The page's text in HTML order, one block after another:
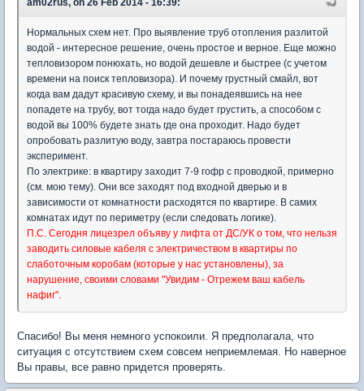
Нормальных схем нет. Про выявление труб отопления разлитой
водой - интересное решение, очень простое и верное. Еще можно
тепловизором понюхать, но водой дешевле и быстрее (с учетом
времени на поиск тепловизора). И почему грустный смайл, вот
когда вам дадут красивую схему, и вы понадеявшись на нее
попадете на трубу, вот тогда надо будет грустить, а способом с
водой вы 100% будете знать где она проходит. Надо будет
опробовать разлитую воду, завтра постараюсь провести
эксперимент.
По электрике: в квартиру заходит 7-9 гофр с проводкой, примерно
(см. мою тему). Они все заходят под входной дверью и в
зависимости от комнатности расходятся по квартире. В самих
комнатах идут по периметру (если следовать логике).
П.С. Сегодня лицезрел объяву у лифта от ДС/УК о том, что нельзя
заводить силовые кабеля с электричеством в квартиры по
слаботочным коробам (которые у нас установлены), за
нарушение, своими словами "Увидим - Отрежем ваш кабель
нафиг".
Спасибо! Вы меня немного успокоили. Я предполагала, что
ситуация с отсутствием схем совсем неприемлемая. Но наверное
Вы правы, все равно придется проверять.